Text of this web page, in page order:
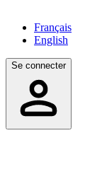
Français
English
Se connecter